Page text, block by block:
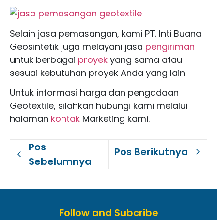
Selain jasa pemasangan, kami PT. Inti Buana
Geosintetik juga melayani jasa pengiriman
untuk berbagai proyek yang sama atau
sesuai kebutuhan proyek Anda yang lain.
Untuk informasi harga dan pengadaan
Geotextile, silahkan hubungi kami melalui
halaman kontak Marketing kami.
Pos
Sebelumnya
Pos Berikutnya
Follow and Subcribe